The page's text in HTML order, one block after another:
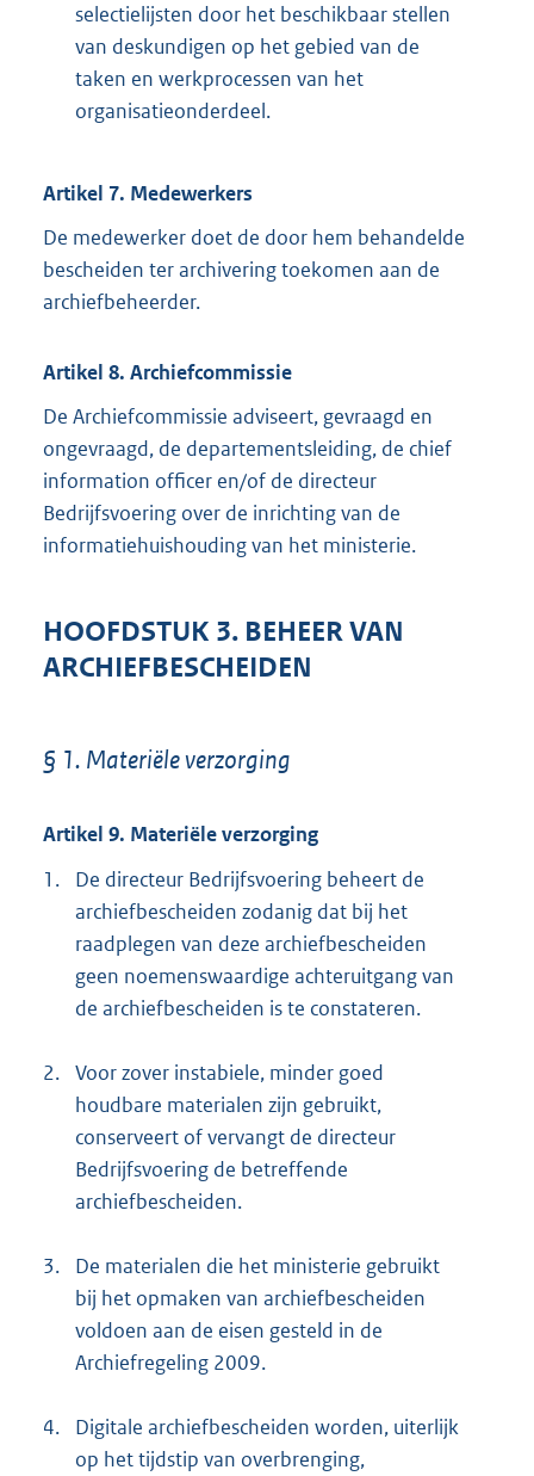
selectielijsten door het beschikbaar stellen
van deskundigen op het gebied van de
taken en werkprocessen van het
organisatieonderdeel.
Artikel 7. Medewerkers
De medewerker doet de door hem behandelde
bescheiden ter archivering toekomen aan de
archiefbeheerder.
Artikel 8. Archiefcommissie
De Archiefcommissie adviseert, gevraagd en
ongevraagd, de departementsleiding, de chief
information officer en/of de directeur
Bedrijfsvoering over de inrichting van de
informatiehuishouding van het ministerie.
HOOFDSTUK 3. BEHEER VAN
ARCHIEFBESCHEIDEN
§ 1. Materiële verzorging
Artikel 9. Materiële verzorging
1.
De directeur Bedrijfsvoering beheert de
archiefbescheiden zodanig dat bij het
raadplegen van deze archiefbescheiden
geen noemenswaardige achteruitgang van
de archiefbescheiden is te constateren.
2. Voor zover instabiele, minder goed
houdbare materialen zijn gebruikt,
conserveert of vervangt de directeur
Bedrijfsvoering de betreffende
archiefbescheiden.
3.
De materialen die het ministerie gebruikt
bij het opmaken van archiefbescheiden
voldoen aan de eisen gesteld in de
Archiefregeling 2009.
4.
Digitale archiefbescheiden worden, uiterlijk
op het tijdstip van overbrenging,